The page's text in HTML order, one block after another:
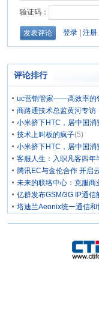
评论排行
uc营销管家——高效率的
商路通技术总监黄河专访
小米挤下HTC，居中国消
技术上叫板的疯子(5)
小米挤下HTC，居中国消
客服人生：入职凡客四年
腾讯EC与金伦合作 开启
未来的联络中心：克服商
亿群发布GSM/3G IP通信
塔迪兰Aeonix统一通信